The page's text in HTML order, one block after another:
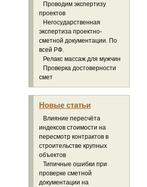
Проводим экспертизу
проектов
Негосударственная
экспертиза проектно-
сметной документации. По
всей РФ.
Релакс массаж для мужчин
Проверка достоверности
смет
Новые статьи
Влияние пересчёта
индексов стоимости на
пересмотр контрактов в
строительстве крупных
объектов
Типичные ошибки при
проверке сметной
документации на